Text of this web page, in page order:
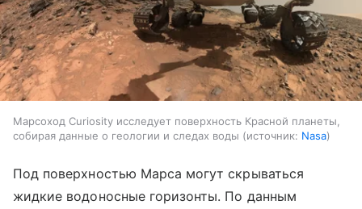
Марсоход Curiosity исследует поверхность Красной планеты,
собирая данные о геологии и следах воды
источник: Nasa
Под поверхностью Марса могут скрываться
жидкие водоносные горизонты. По данным